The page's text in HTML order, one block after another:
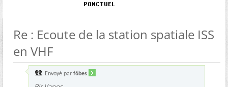
Re : Ecoute de la station spatiale ISS
en VHF
Envoyé par f6bes